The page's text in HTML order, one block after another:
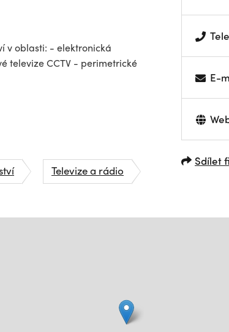
v oblasti: - elektronická
televize CCTV - perimetrické
Televize a rádio
E-
Sdílet